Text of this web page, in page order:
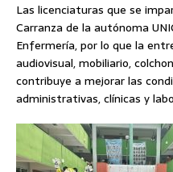
Las licenciaturas que se
Carranza de la autónoma
Enfermería, por lo que la
audiovisual, mobiliario,
contribuye a mejorar las
administrativas, clínicas y